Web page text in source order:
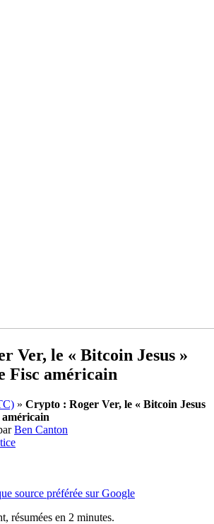
Ver, le « Bitcoin Jesus »
Fisc américain
» Crypto : Roger Ver, le « Bitcoin Jesus
Ben Canton
source préférée sur Google
résumées en 2 minutes.